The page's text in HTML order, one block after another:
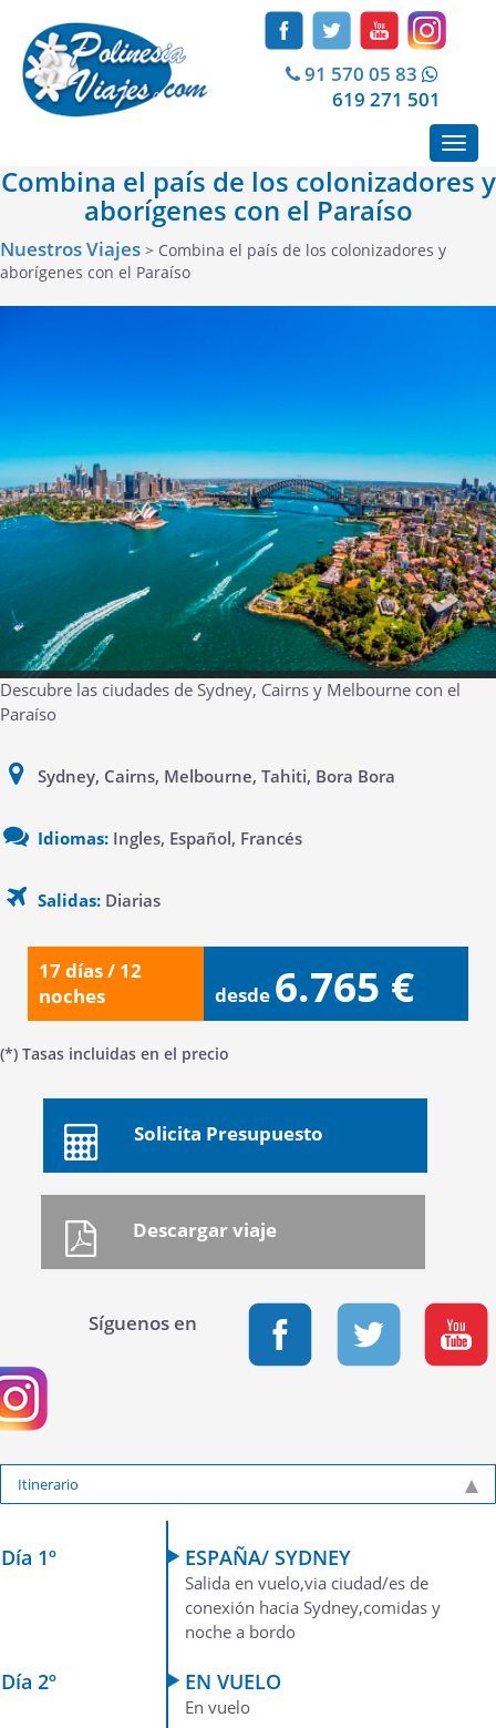
91 570 05 83
619 271 501
Combina el país de los colonizadores y
aborígenes con el Paraíso
Nuestros Viajes > Combina el país de los colonizadores y
aborígenes con el Paraíso
Descubre las ciudades de Sydney, Cairns y Melbourne con el
Paraíso
Sydney, Cairns, Melbourne, Tahiti, Bora Bora
Idiomas: Ingles, Español, Francés
Salidas: Diarias
17 días / 12
noches
desde 6.765 €
(*) Tasas incluidas en el precio
Solicita Presupuesto
Síguenos en
Itinerario
Día 1º ESPAÑA/ SYDNEY
Salida en vuelo,via ciudad/es de
conexión hacia Sydney,comidas y
noche a bordo
Día 2º EN VUELO
En vuelo